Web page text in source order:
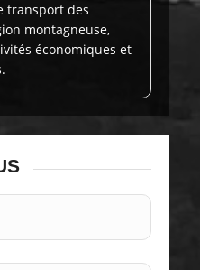
transport des
montagneuse,
économiques et